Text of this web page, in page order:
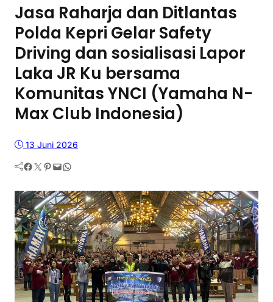
Jasa Raharja dan Ditlantas
Polda Kepri Gelar Safety
Driving dan sosialisasi Lapor
Laka JR Ku bersama
Komunitas YNCI (Yamaha N-
Max Club Indonesia)
13 Juni 2026
Facebook Twitter Pinterest Mail WhatsApp